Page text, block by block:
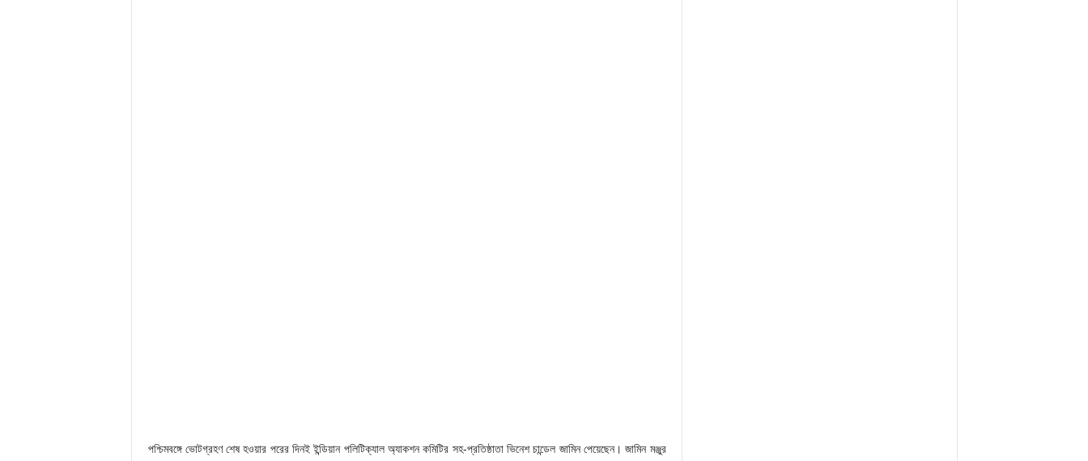
পশ্চিমবঙ্গে ভোটগ্রহণ শেষ হওয়ার পরের দিনই ইন্ডিয়ান পলিটিক্যাল অ্যাকশন কমিটির সহ-প্রতিষ্ঠাতা ভিনেশ চান্ডেল জামিন পেয়েছেন। জামিন মঞ্জুর